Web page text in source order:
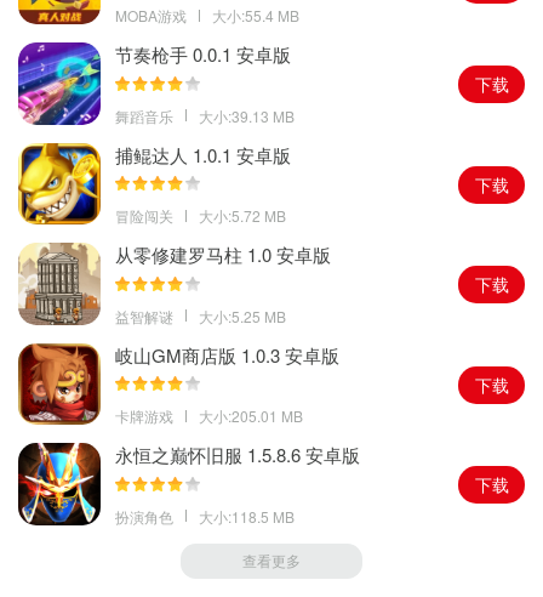
优化了部分功能，提升了上课体验!
MOBA游戏 大小:55.4 MB
节奏枪手 0.0.1 安卓版
舞蹈音乐 大小:39.13 MB
下载
捕鲲达人 1.0.1 安卓版
冒险闯关 大小:5.72 MB
下载
从零修建罗马柱 1.0 安卓版
益智解谜 大小:5.25 MB
下载
岐山GM商店版 1.0.3 安卓版
卡牌游戏 大小:205.01 MB
下载
永恒之巅怀旧服 1.5.8.6 安卓版
扮演角色 大小:118.5 MB
下载
查看更多